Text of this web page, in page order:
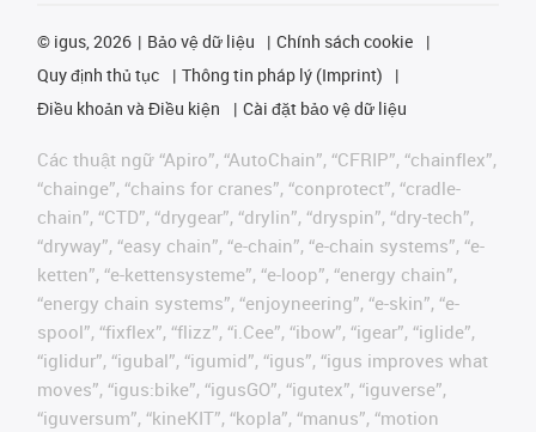
© igus, 2026 Bảo vệ dữ liệu
Chính sách cookie
Quy định thủ tục
Thông tin pháp lý (Imprint)
Điều khoản và Điều kiện
Cài đặt bảo vệ dữ liệu
Các thuật ngữ “Apiro”, “AutoChain”, “CFRIP”, “chainflex”,
“chainge”, “chains for cranes”, “conprotect”, “cradle-
chain”, “CTD”, “drygear”, “drylin”, “dryspin”, “dry-tech”,
“dryway”, “easy chain”, “e-chain”, “e-chain systems”, “e-
ketten”, “e-kettensysteme”, “e-loop”, “energy chain”,
“energy chain systems”, “enjoyneering”, “e-skin”, “e-
spool”, “fixflex”, “flizz”, “i.Cee”, “ibow”, “igear”, “iglide”,
“iglidur”, “igubal”, “igumid”, “igus”, “igus improves what
moves”, “igus:bike”, “igusGO”, “igutex”, “iguverse”,
“iguversum”, “kineKIT”, “kopla”, “manus”, “motion